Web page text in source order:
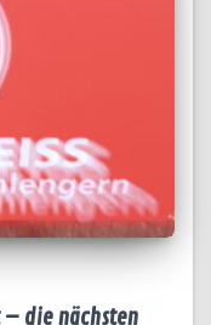
– die nächsten